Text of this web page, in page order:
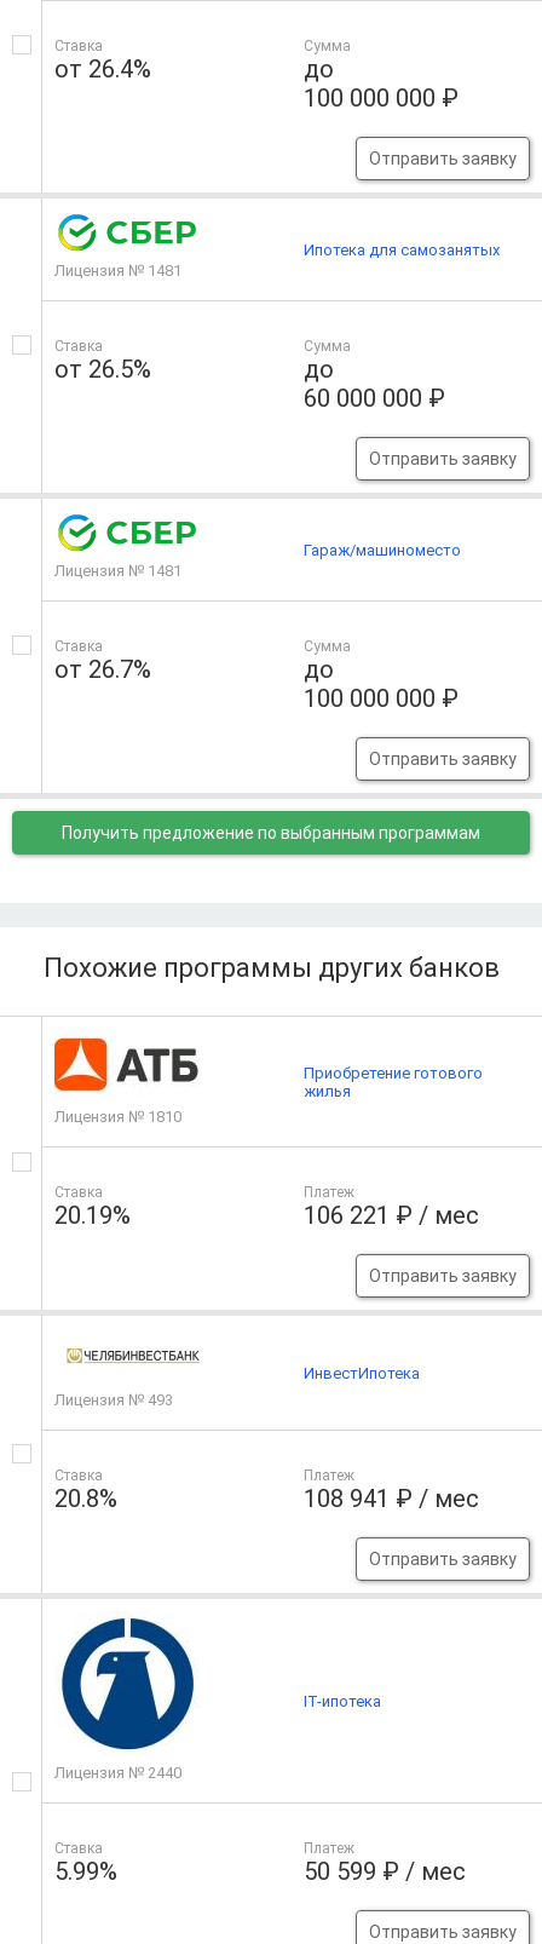
Ставка
от 26.4%
Сумма
до
100 000 000 ₽
Отправить заявку
Лицензия № 1481
Ставка
от 26.5%
Сумма
до
60 000 000 ₽
Отправить заявку
Ипотека для самозанятых
Лицензия № 1481
Ставка
от 26.7%
Сумма
до
100 000 000 ₽
Отправить заявку
Гараж/машиноместо
Получить предложение по выбранным программам
Похожие программы других банков
Лицензия № 1810
Ставка
20.19%
Платеж
106 221 ₽ / мес
Отправить заявку
Приобретение готового
жилья
Лицензия № 493
Ставка
20.8%
Платеж
108 941 ₽ / мес
Отправить заявку
ИнвестИпотека
Лицензия № 2440
Ставка
5.99%
Платеж
50 599 ₽ / мес
Отправить заявку
IT-ипотека